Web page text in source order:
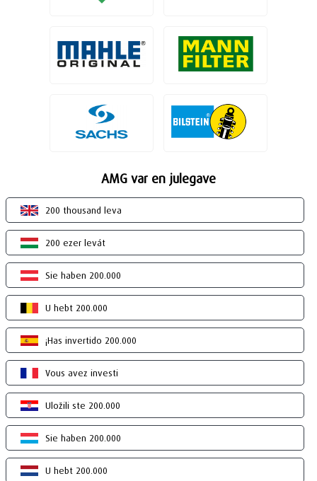
AMG var en julegave
200 thousand leva
200 ezer levát
Sie haben 200.000
U hebt 200.000
¡Has invertido 200.000
Vous avez investi
Uložili ste 200.000
Sie haben 200.000
U hebt 200.000